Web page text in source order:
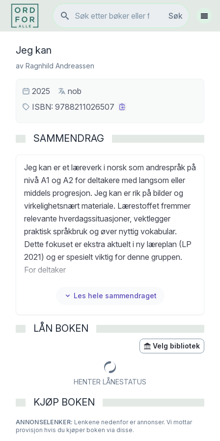
Søk
Søk
Vis
Jeg kan
av Ragnhild Andreassen
2025
nob
ISBN: 9788211026507
SAMMENDRAG
Jeg kan er et læreverk i norsk som andrespråk på
nivå A1 og A2 for deltakere med langsom eller
middels progresjon. Jeg kan er rik på bilder og
virkelighetsnært materiale. Lærestoffet fremmer
relevante hverdagssituasjoner, vektlegger
praktisk språkbruk og øver nyttig vokabular.
Dette fokuset er ekstra aktuelt i ny læreplan (LP
2021) og er spesielt viktig for denne gruppen.
For deltaker
ferdighetene; lese, lytte, skrive, muntlig, og
varierte, engasjerende og relevante for
deltakernes egen hverdag. Deltaker kan levere
skriftlige og muntlige innsendingsoppgaver til
lærer, øve på språklige strukturer, høre på lydbok,
gjøre lytteøvinger eller jobbe med gloseark.
Innholdet er tett knyttet til lærebøkene og
gjenkjennelig for deltakerne.
Nettressurs for lærer inneholder verktøy som vil
berike undervisningen og gjøre skolehverdagen
Les hele sammendraget
LÅN BOKEN
Velg bibliotek
HENTER LÅNESTATUS
KJØP BOKEN
ANNONSELENKER: Lenkene nedenfor er annonser. Vi mottar
provisjon hvis du kjøper boken via disse.